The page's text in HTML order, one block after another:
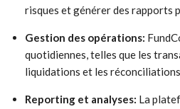
risques et générer des rapports
Gestion des opérations:
quotidiennes, telles que les
liquidations et les
Reporting et analyses: La